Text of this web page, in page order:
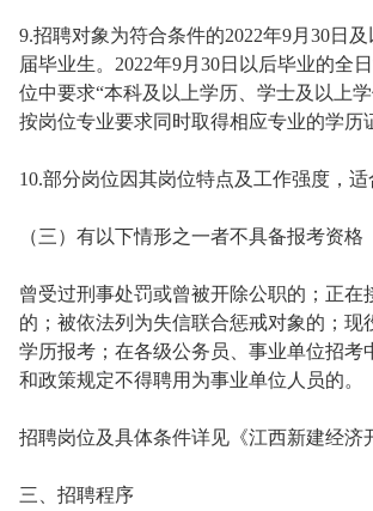
9.招聘对象为符合条件的2022年9月30日
届毕业生。2022年9月30日以后毕业的全
位中要求“本科及以上学历、学士及以上
按岗位专业要求同时取得相应专业的学历
10.部分岗位因其岗位特点及工作强度，
（三）有以下情形之一者不具备报考资格
曾受过刑事处罚或曾被开除公职的；正
的；被依法列为失信联合惩戒对象的；
学历报考；在各级公务员、事业单位招
和政策规定不得聘用为事业单位人员的。
招聘岗位及具体条件详见《江西新建经济
三、招聘程序